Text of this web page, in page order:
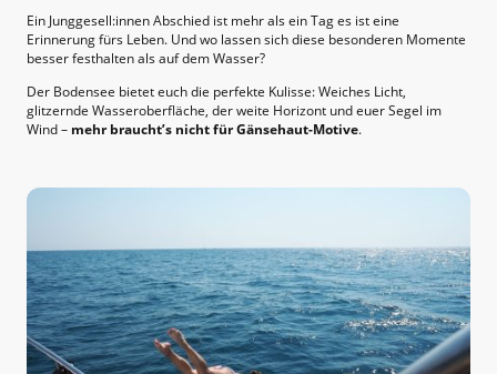
Ein Junggesell:innen Abschied ist mehr als ein Tag es ist eine
Erinnerung fürs Leben. Und wo lassen sich diese besonderen Momente
besser festhalten als auf dem Wasser?
Der Bodensee bietet euch die perfekte Kulisse: Weiches Licht,
glitzernde Wasseroberfläche, der weite Horizont und euer Segel im
Wind – mehr braucht’s nicht für Gänsehaut-Motive.